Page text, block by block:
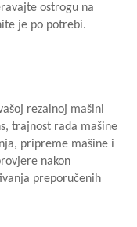
ostrogu na
je po potrebi.
rezalnoj mašini
trajnost rada mašine
pripreme mašine i
nakon
preporučenih